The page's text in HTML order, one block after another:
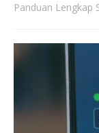
Panduan Lengkap